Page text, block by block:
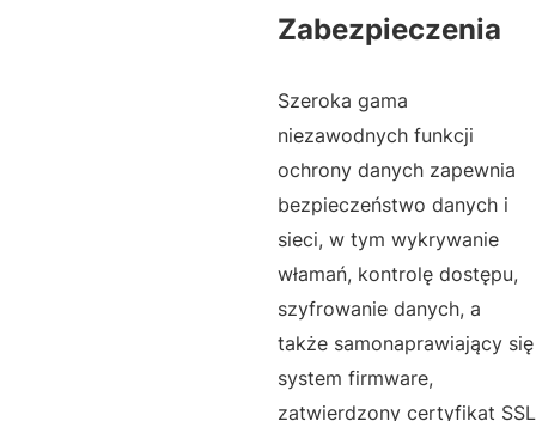
Zabezpieczenia
Szeroka gama
niezawodnych funkcji
ochrony danych zapewnia
bezpieczeństwo danych i
sieci, w tym wykrywanie
włamań, kontrolę dostępu,
szyfrowanie danych, a
także samonaprawiający się
system firmware,
zatwierdzony certyfikat SSL